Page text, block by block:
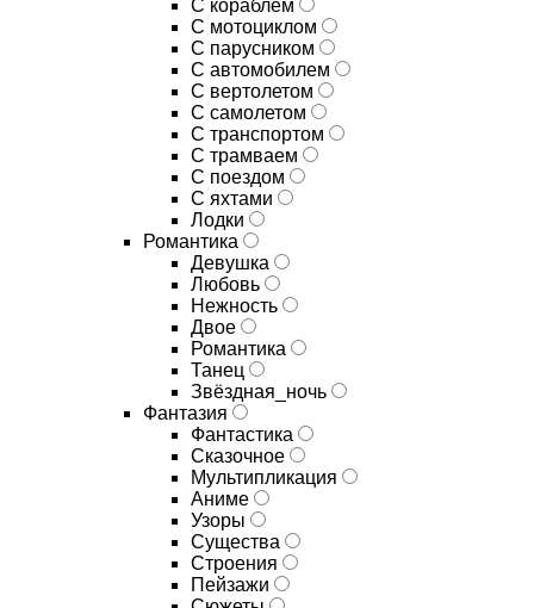
С кораблём
С мотоциклом
С парусником
С автомобилем
С вертолетом
С самолетом
С транспортом
С трамваем
С поездом
С яхтами
Лодки
Романтика
Девушка
Любовь
Нежность
Двое
Романтика
Танец
Звёздная_ночь
Фантазия
Фантастика
Сказочное
Мультипликация
Аниме
Узоры
Существа
Строения
Пейзажи